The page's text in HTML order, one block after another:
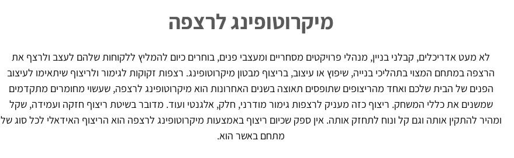
מיקרוטופינג לרצפה
לא מעט אדריכלים, קבלני בניין, מנהלי פרויקטים מסחריים ומעצבי פנים, בוחרים כיום להמליץ ללקוחות שלהם לעצב ולרצף את
הרצפה במתחם המצוי בתהליכי בנייה, שיפוץ או עיצוב, בריצוף מבטון מיקרוטופינג. רצפות זקוקות לגימור ולריצוף שיתאימו לעיצוב
הפנים של הבית שלכם ואחד מהריצופים שתופסים תאוצה בשנים האחרונות הוא מיקרוטופינג לרצפה, שעשוי מחומרים מתקדמים
שמשנים את כללי המשחק. ריצוף כזה מעניק לרצפות גימור מודרני, חלק, אלגנטי ועוד. מדובר בשיטת ריצוף חזקה ועמידה, שקל
ומהיר להתקין אותה וגם קל ונוח לתחזק אותה. אין ספק שכיום ריצוף באמצעות מיקרוטופינג לרצפה הוא הריצוף האידאלי לכל סוג של
מתחם באשר הוא.